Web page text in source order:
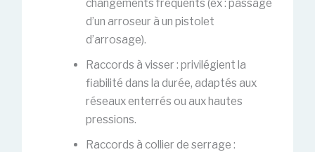
changements fréquents (ex : passage
d’un arroseur à un pistolet
d’arrosage).
Raccords à visser : privilégient la
fiabilité dans la durée, adaptés aux
réseaux enterrés ou aux hautes
pressions.
Raccords à collier de serrage :